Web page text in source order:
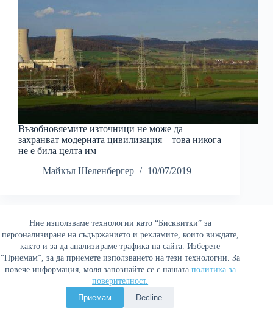
Ние използваме технологии като “Бисквитки” за
персонализиране на съдържанието и рекламите, които виждате,
както и за да анализираме трафика на сайта. Изберете
“Приемам”, за да приемете използването на тези технологии. За
повече информация, моля запознайте се с нашата политика за
поверителност.
Приемам
Decline
Възобновяемите източници не може да
захранват модерната цивилизация – това никога
не е била целта им
Майкъл Шеленбергер
10/07/2019
Политика за поверителност
Copyright © 2026 Война и мир. Сайтът е оптимизиран от